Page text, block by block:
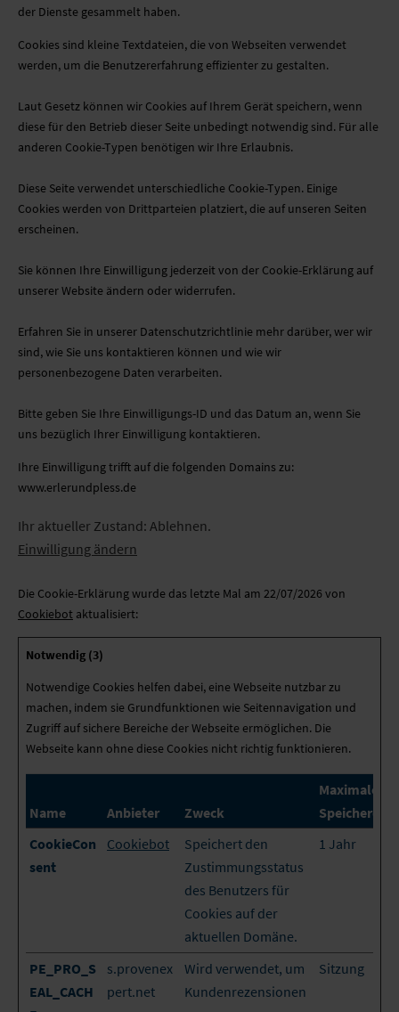
der Dienste gesammelt haben.
Cookies sind kleine Textdateien, die von Webseiten verwendet
werden, um die Benutzererfahrung effizienter zu gestalten.
Laut Gesetz können wir Cookies auf Ihrem Gerät speichern, wenn
diese für den Betrieb dieser Seite unbedingt notwendig sind. Für alle
anderen Cookie-Typen benötigen wir Ihre Erlaubnis.
Diese Seite verwendet unterschiedliche Cookie-Typen. Einige
Cookies werden von Drittparteien platziert, die auf unseren Seiten
erscheinen.
Sie können Ihre Einwilligung jederzeit von der Cookie-Erklärung auf
unserer Website ändern oder widerrufen.
Erfahren Sie in unserer Datenschutzrichtlinie mehr darüber, wer wir
sind, wie Sie uns kontaktieren können und wie wir
personenbezogene Daten verarbeiten.
Bitte geben Sie Ihre Einwilligungs-ID und das Datum an, wenn Sie
uns bezüglich Ihrer Einwilligung kontaktieren.
Ihre Einwilligung trifft auf die folgenden Domains zu:
www.erlerundpless.de
Ihr aktueller Zustand: Ablehnen.
Einwilligung ändern
Die Cookie-Erklärung wurde das letzte Mal am 22/07/2026 von
Cookiebot aktualisiert:
Notwendig (3)
Notwendige Cookies helfen dabei, eine Webseite nutzbar zu
machen, indem sie Grundfunktionen wie Seitennavigation und
Zugriff auf sichere Bereiche der Webseite ermöglichen. Die
Webseite kann ohne diese Cookies nicht richtig funktionieren.
Name Anbieter Zweck
Maximale
CookieCon
sent
Cookiebot
Speichert den
Zustimmungsstatus
des Benutzers für
Cookies auf der
aktuellen Domäne.
1 Jahr
PE_PRO_S
EAL_CACH
s.provenex
pert.net
Wird verwendet, um
Kundenrezensionen
Sitzung